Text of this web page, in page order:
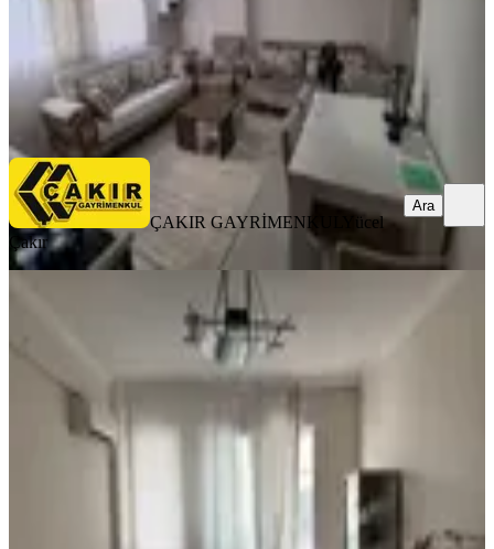
ÇAKIR GAYRİMENKULYücel Çakır
ÇAKIR GAYRİMENKUL
Yücel
Çakır
Ara
Karşıyaka Nergiz Dedebaşında Full
Eşyalı Kiralık Lüx 2+1 Daire
Karşıyaka, Dedebaşı Mahallesi
4. Kat ·